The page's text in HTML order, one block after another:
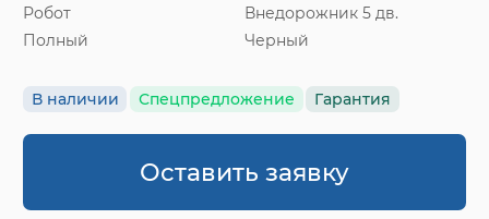
Робот
Внедорожник 5 дв.
Полный
Черный
В наличии Спецпредложение Гарантия
Оставить заявку